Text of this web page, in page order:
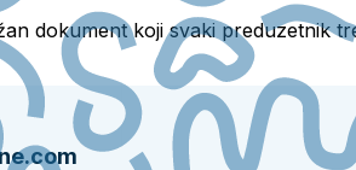
dokument koji svaki preduzetnik